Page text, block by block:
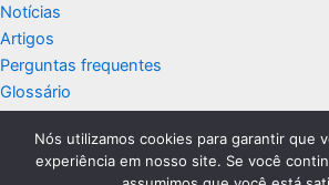
Notícias
Artigos
Perguntas frequentes
Glossário
Nós utilizamos cookies para garantir que
experiência em nosso site. Se você